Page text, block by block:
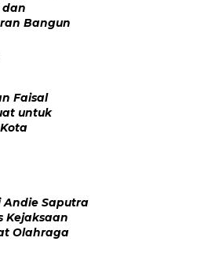
dan
Bangun
Faisal
untuk
Andie Saputra
Kejaksaan
Olahraga